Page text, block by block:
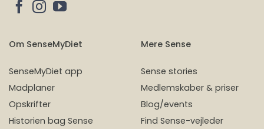
Om SenseMyDiet
SenseMyDiet app
Madplaner
Opskrifter
Historien bag Sense
Mere Sense
Sense stories
Medlemskaber & priser
Blog/events
Find Sense-vejleder